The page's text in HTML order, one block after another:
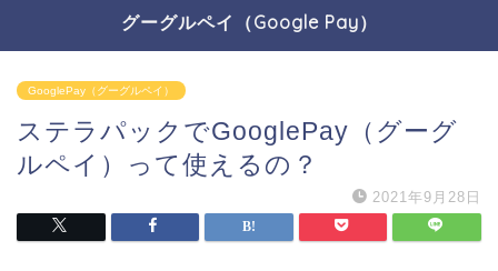
グーグルペイ（Google Pay）
GooglePay（グーグルペイ）
ステラパックでGooglePay（グーグ
ルペイ）って使えるの？
2021年9月28日